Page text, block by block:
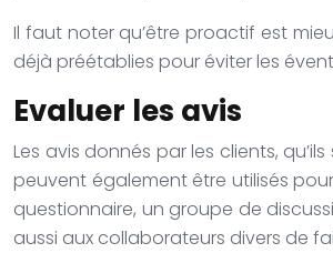
Il faut noter qu’être proactif est
déjà préétablies pour éviter les
Evaluer les avis
Les avis donnés par les clients,
peuvent également être utilisés
questionnaire, un groupe de
aussi aux collaborateurs divers de